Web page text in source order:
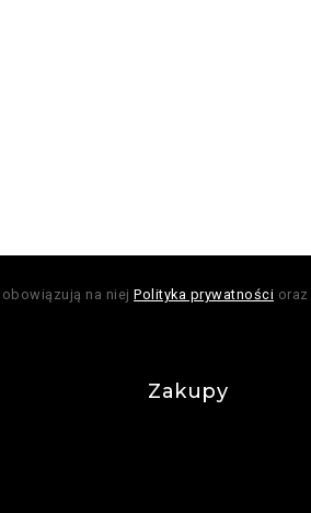
na niej Polityka prywatności oraz
Zakupy